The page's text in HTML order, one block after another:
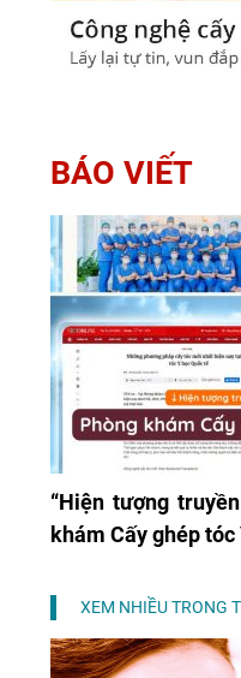
BÁO VIẾT
“Hiện tượng
khám Cấy ghép tóc
XEM NHIỀU TRONG